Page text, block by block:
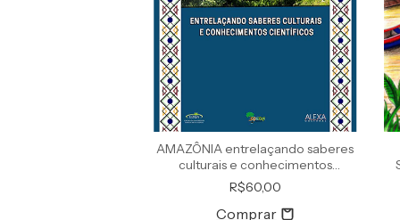
AMAZÔNIA entrelaçando saberes
culturais e conhecimentos
científicos
R$60,00